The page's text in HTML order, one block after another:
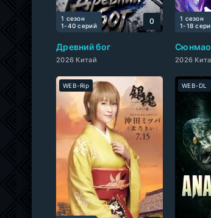
Древний бог
2026 Китай
1 сезон
1-40 cерий
0
2026
1 сезон
1-18
WEB-Rip WEB-DL